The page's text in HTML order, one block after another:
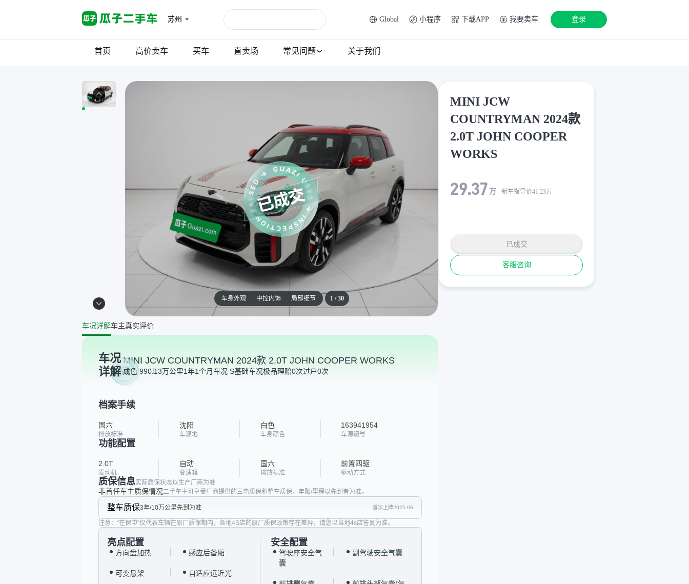
苏州 Global 小程序 下载APP 我要卖车 登录
首页 高价卖车 买车 直卖场 常见问题 关于我们
车身外观 中控内饰 局部细节 1/30
车况详解车主真实评价
车况
详解
MINI JCW COUNTRYMAN 2024款 2.0T JOHN COOPER WORKS
成色 990.13万公里1年1个月车况 S基础车况极品理赔0次过户0次
档案手续
国六
排放标准
沈阳
车源地
白色
车身颜色
163941954
车源编号
功能配置
2.0T
发动机
自动
变速箱
国六
排放标准
前置四驱
驱动方式
质保信息实际质保状态以生产厂商为准
非首任车主质保情况二手车主可享受厂商提供的三电质保和整车质保，年限/里程以先到者为准。
整车质保3年/10万公里先到为准 首次上牌2025-06
注意：“在保中”仅代表车辆在原厂质保期内，各地4S店的原厂质保政策存在差异，请您以当地4s店答复为准。
亮点配置
方向盘加热 感应后备厢
可变悬架 自适应远近光
安全配置
驾驶座安全气
囊
副驾驶安全气囊
MINI JCW
COUNTRYMAN 2024款
2.0T JOHN COOPER
WORKS
29.37 万 新车指导价41.23万
客服咨询
已成交